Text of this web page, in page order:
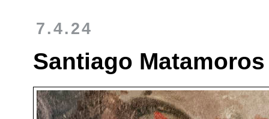
7.4.24
Santiago